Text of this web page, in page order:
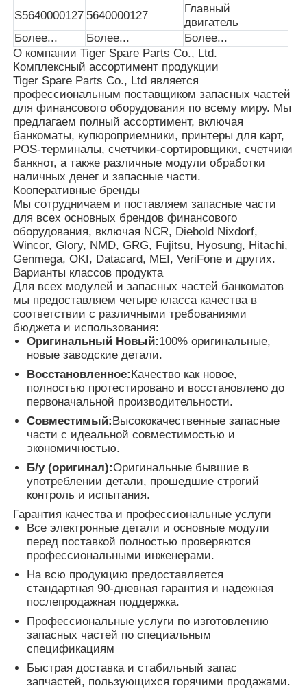
S5640000127 5640000127
Главный
двигатель
Более...
Более...
Более...
О компании Tiger Spare Parts Co., Ltd.
Комплексный ассортимент продукции
Tiger Spare Parts Co., Ltd является
профессиональным поставщиком запасных частей
для финансового оборудования по всему миру. Мы
предлагаем полный ассортимент, включая
банкоматы, купюроприемники, принтеры для карт,
POS-терминалы, счетчики-сортировщики, счетчики
банкнот, а также различные модули обработки
наличных денег и запасные части.
Кооперативные бренды
Мы сотрудничаем и поставляем запасные части
для всех основных брендов финансового
оборудования, включая NCR, Diebold Nixdorf,
Wincor, Glory, NMD, GRG, Fujitsu, Hyosung, Hitachi,
Genmega, OKI, Datacard, MEI, VeriFone и других.
Варианты классов продукта
Для всех модулей и запасных частей банкоматов
мы предоставляем четыре класса качества в
соответствии с различными требованиями
бюджета и использования:
Оригинальный Новый:100% оригинальные,
новые заводские детали.
Восстановленное:Качество как новое,
полностью протестировано и восстановлено до
первоначальной производительности.
Совместимый:Высококачественные запасные
части с идеальной совместимостью и
экономичностью.
Б/у (оригинал):Оригинальные бывшие в
употреблении детали, прошедшие строгий
контроль и испытания.
Гарантия качества и профессиональные услуги
Все электронные детали и основные модули
перед поставкой полностью проверяются
профессиональными инженерами.
На всю продукцию предоставляется
стандартная 90-дневная гарантия и надежная
послепродажная поддержка.
Профессиональные услуги по изготовлению
запасных частей по специальным
спецификациям
Быстрая доставка и стабильный запас
запчастей, пользующихся горячими продажами.